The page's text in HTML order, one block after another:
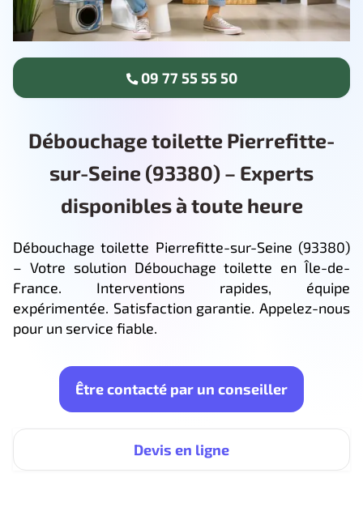
Débouchage toilette Pierrefitte-
sur-Seine (93380) – Experts
disponibles à toute heure
Débouchage toilette Pierrefitte-sur-Seine (93380)
– Votre solution Débouchage toilette en Île-de-
France. Interventions rapides, équipe
expérimentée. Satisfaction garantie. Appelez-nous
pour un service fiable.
Être contacté par un conseiller
Devis en ligne
09 77 55 55 50